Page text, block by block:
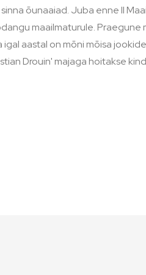
õunaaiad. Juba enne II
maailmaturule.
aastal on mõni mõisa
Drouin' majaga hoitakse